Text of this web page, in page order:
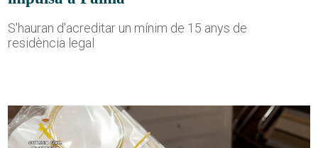
S'hauran d'acreditar un mínim de 15 anys de
residència legal